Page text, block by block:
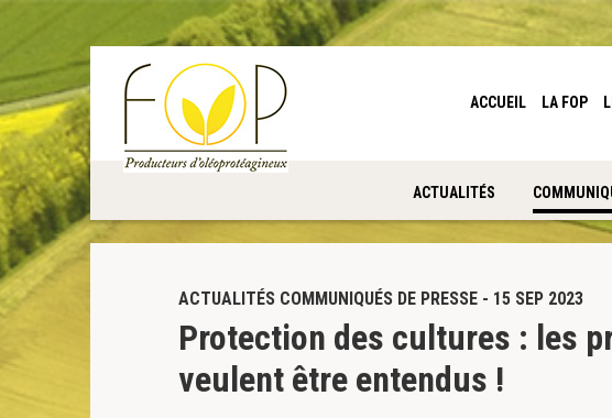
Panneau de gestion des cookies
ACCUEIL LA FOP
ACTUALITÉS
ACTUALITÉS COMMUNIQUÉS DE PRESSE - 15 SEP 2023
Protection des cultures : les
veulent être entendus !